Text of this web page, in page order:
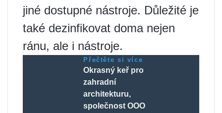
jiné dostupné nástroje. Důležité je
také dezinfikovat doma nejen
ránu, ale i nástroje.
Přečtěte si více
Okrasný keř pro
zahradní
architekturu,
společnost OOO